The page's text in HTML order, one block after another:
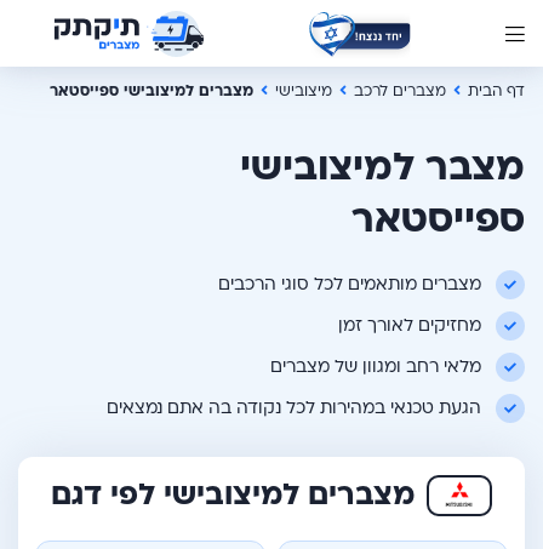
דף הבית מצברים לרכב מיצובישי מצברים למיצובישי ספייסטאר
מצבר למיצובישי
ספייסטאר
מצברים מותאמים לכל סוגי הרכבים
מחזיקים לאורך זמן
מלאי רחב ומגוון של מצברים
הגעת טכנאי במהירות לכל נקודה בה אתם נמצאים
מצברים למיצובישי לפי דגם